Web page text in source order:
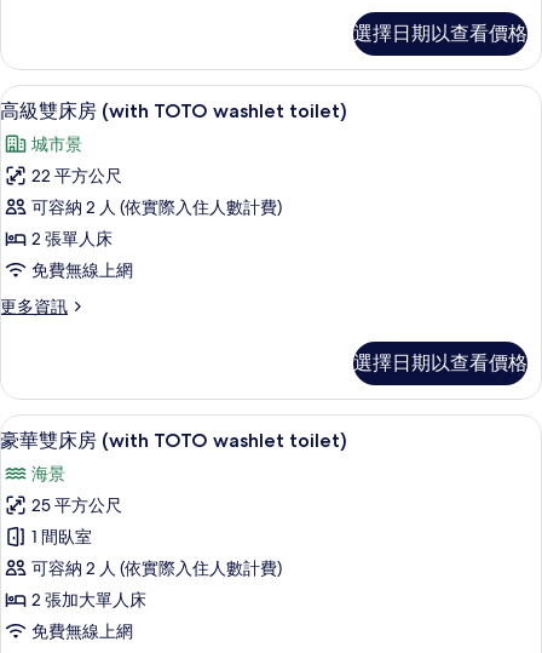
的
所
有
相
片
雙
人
房
TOTO
washlet
toilet)
的
詳
情
選擇日期以查看價格
顯
示
高
級
雙
床
(with
toilet)
的
所
有
相
片
迷你吧、客房內保險箱、書桌、熨斗/
12
高級雙床房 (with TOTO washlet toilet)
城市景
22 平方公尺
可容納 2 人 (依實際入住人數計費)
2 張單人床
免費無線上網
更多資訊
更
雙
床
房
TOTO
washlet
toilet)
的
詳
情
選擇日期以查看價格
顯
豪
華
雙
床
房
迷你吧、客房內保險箱、書桌、熨斗/
12
豪華雙床房 (with TOTO washlet toilet)
海景
25 平方公尺
1 間臥室
可容納 2 人 (依實際入住人數計費)
2 張加大單人床
免費無線上網